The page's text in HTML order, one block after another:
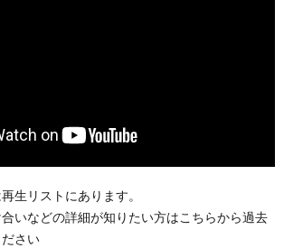
生リストにあります。
いなどの詳細が知りたい方はこちらから過去
さい